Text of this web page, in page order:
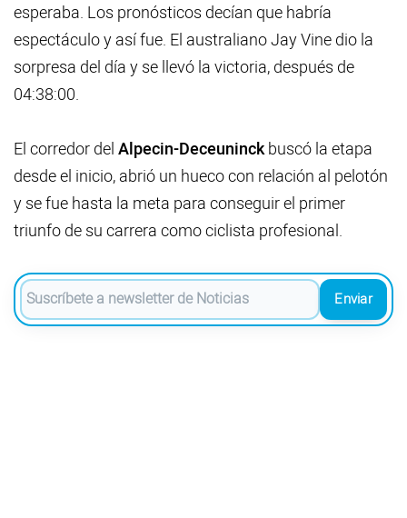
Activar Notificaciones
Desactivar Notificaciones
esperaba. Los pronósticos decían que habría
espectáculo y así fue. El australiano Jay Vine dio la
sorpresa del día y se llevó la victoria, después de
04:38:00.
El corredor delAlpecin-Deceuninckbuscó la etapa
desde el inicio, abrió un hueco con relación al pelotón
y se fue hasta la meta para conseguir el primer
triunfo de su carrera como ciclista profesional.
Enviar